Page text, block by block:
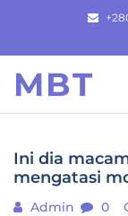
content
MBT
Ini dia
mengatasi
Admin 0